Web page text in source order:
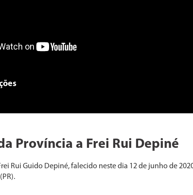
Província a Frei Rui Depiné
Rui Guido Depiné, falecido neste dia 12 de junho de